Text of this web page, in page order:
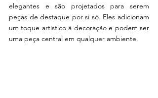
elegantes e são projetados para serem
peças de destaque por si só. Eles adicionam
um toque artístico à decoração e podem ser
uma peça central em qualquer ambiente.